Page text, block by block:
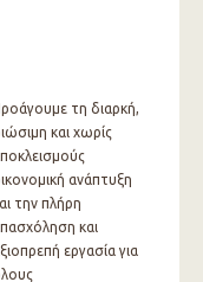
τη διαρκή,
και χωρίς
ανάπτυξη
την πλήρη
και
εργασία για